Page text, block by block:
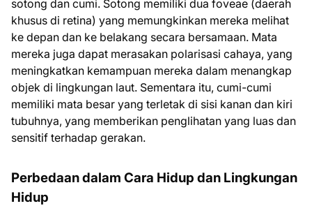
sotong dan cumi. Sotong memiliki dua foveae (daerah
khusus di retina) yang memungkinkan mereka melihat
ke depan dan ke belakang secara bersamaan. Mata
mereka juga dapat merasakan polarisasi cahaya, yang
meningkatkan kemampuan mereka dalam menangkap
objek di lingkungan laut. Sementara itu, cumi-cumi
memiliki mata besar yang terletak di sisi kanan dan kiri
tubuhnya, yang memberikan penglihatan yang luas dan
sensitif terhadap gerakan.
Perbedaan dalam Cara Hidup dan Lingkungan
Hidup